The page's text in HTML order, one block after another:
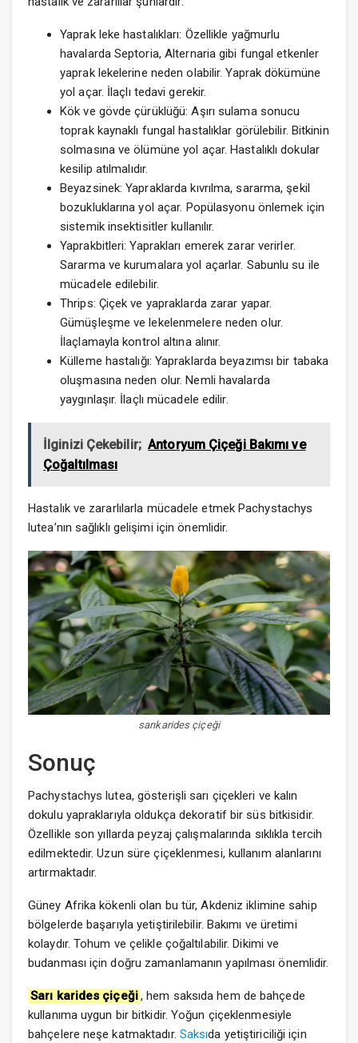
Yaprak leke hastalıkları: Özellikle yağmurlu
havalarda Septoria, Alternaria gibi fungal etkenler
yaprak lekelerine neden olabilir. Yaprak dökümüne
yol açar. İlaçlı tedavi gerekir.
Kök ve gövde çürüklüğü: Aşırı sulama sonucu
toprak kaynaklı fungal hastalıklar görülebilir. Bitkinin
solmasına ve ölümüne yol açar. Hastalıklı dokular
kesilip atılmalıdır.
Beyazsinek: Yapraklarda kıvrılma, sararma, şekil
bozukluklarına yol açar. Popülasyonu önlemek için
sistemik insektisitler kullanılır.
Yaprakbitleri: Yaprakları emerek zarar verirler.
Sararma ve kurumalara yol açarlar. Sabunlu su ile
mücadele edilebilir.
Thrips: Çiçek ve yapraklarda zarar yapar.
Gümüşleşme ve lekelenmelere neden olur.
İlaçlamayla kontrol altına alınır.
Külleme hastalığı: Yapraklarda beyazımsı bir tabaka
oluşmasına neden olur. Nemli havalarda
yaygınlaşır. İlaçlı mücadele edilir.
İlginizi Çekebilir; Antoryum Çiçeği Bakımı ve
Çoğaltılması
Hastalık ve zararlılarla mücadele etmek Pachystachys
lutea’nın sağlıklı gelişimi için önemlidir.
sarıkarides çiçeği
Sonuç
Pachystachys lutea, gösterişli sarı çiçekleri ve kalın
dokulu yapraklarıyla oldukça dekoratif bir süs bitkisidir.
Özellikle son yıllarda peyzaj çalışmalarında sıklıkla tercih
edilmektedir. Uzun süre çiçeklenmesi, kullanım alanlarını
artırmaktadır.
Güney Afrika kökenli olan bu tür, Akdeniz iklimine sahip
bölgelerde başarıyla yetiştirilebilir. Bakımı ve üretimi
kolaydır. Tohum ve çelikle çoğaltılabilir. Dikimi ve
budanması için doğru zamanlamanın yapılması önemlidir.
Sarı karides çiçeği, hem saksıda hem de bahçede
kullanıma uygun bir bitkidir. Yoğun çiçeklenmesiyle
bahçelere neşe katmaktadır. Saksıda yetiştiriciliği için